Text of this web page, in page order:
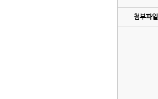
첨부파일